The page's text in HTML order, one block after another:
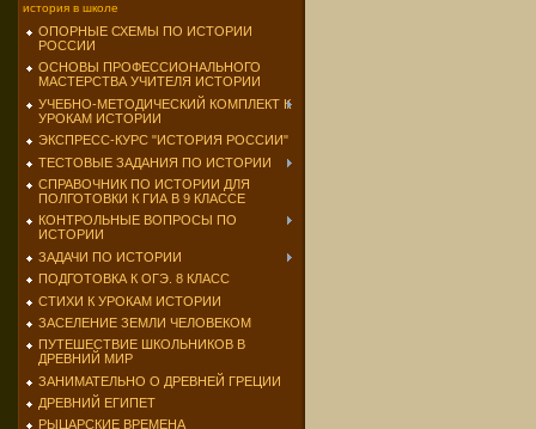
история в школе
ОПОРНЫЕ СХЕМЫ ПО ИСТОРИИ
РОССИИ
ОСНОВЫ ПРОФЕССИОНАЛЬНОГО
МАСТЕРСТВА УЧИТЕЛЯ ИСТОРИИ
УЧЕБНО-МЕТОДИЧЕСКИЙ КОМПЛЕКТ К
УРОКАМ ИСТОРИИ
ЭКСПРЕСС-КУРС "ИСТОРИЯ РОССИИ"
ТЕСТОВЫЕ ЗАДАНИЯ ПО ИСТОРИИ
СПРАВОЧНИК ПО ИСТОРИИ ДЛЯ
ПОЛГОТОВКИ К ГИА В 9 КЛАССЕ
КОНТРОЛЬНЫЕ ВОПРОСЫ ПО
ИСТОРИИ
ЗАДАЧИ ПО ИСТОРИИ
ПОДГОТОВКА К ОГЭ. 8 КЛАСС
СТИХИ К УРОКАМ ИСТОРИИ
ЗАСЕЛЕНИЕ ЗЕМЛИ ЧЕЛОВЕКОМ
ПУТЕШЕСТВИЕ ШКОЛЬНИКОВ В
ДРЕВНИЙ МИР
ЗАНИМАТЕЛЬНО О ДРЕВНЕЙ ГРЕЦИИ
ДРЕВНИЙ ЕГИПЕТ
РЫЦАРСКИЕ ВРЕМЕНА